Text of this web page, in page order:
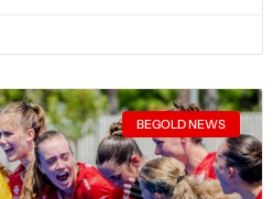
BEGOLD NEWS